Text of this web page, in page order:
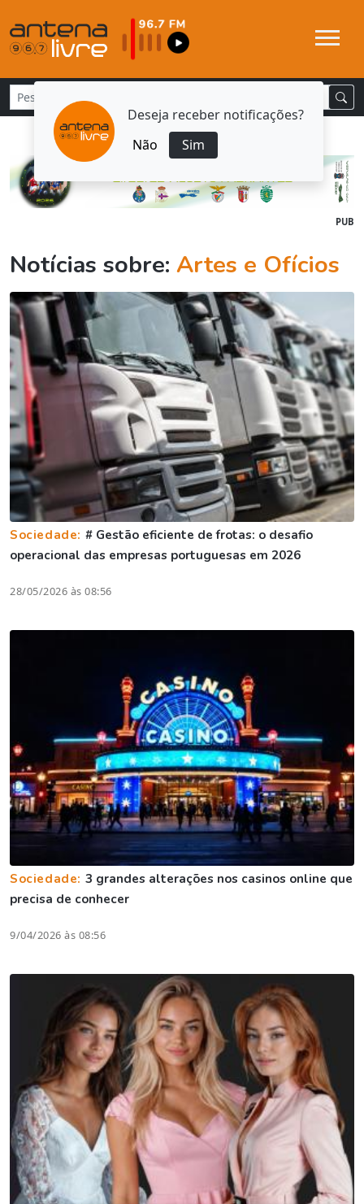
Deseja receber notificações?
Não
Sim
PUB
Notícias sobre: Artes e Ofícios
Sociedade: # Gestão eficiente de frotas: o desafio
operacional das empresas portuguesas em 2026
28/05/2026 às 08:56
Sociedade: 3 grandes alterações nos casinos online que
precisa de conhecer
9/04/2026 às 08:56